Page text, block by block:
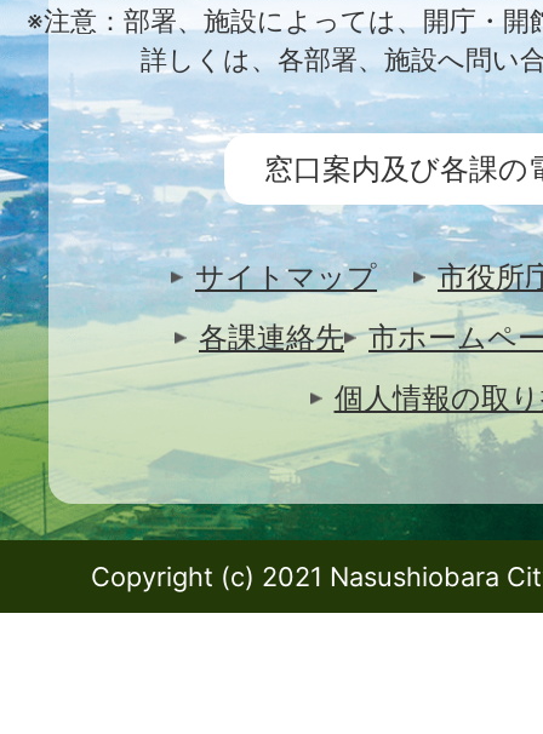
※注意：部署、施設によっては、開庁・
詳しくは、各部署、施設へ問い
窓口案内及び各課の
サイトマップ
市役所
各課連絡先
市ホームペ
個人情報の取
Copyright (c) 2021 Nasushiobara